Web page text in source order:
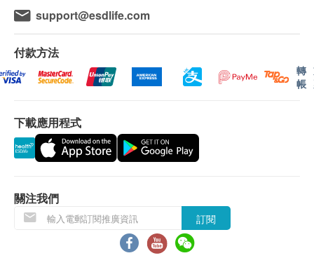
嗜鹼粒白血球計數
嗜鹼性白血球百份比
嗜酸性白血球計數
嗜酸性白血球百份比
紅血球壓積量
淋巴球百份比
單核白血球計數
單核白血球百份比
紅血球計數
白血球
中性白血球
(1) 親身領取：直接前往中環專科體檢中心領取 及 聽
取醫生講解報告
自取報告時間 :
星期一至五-上午 9am - 6pm
講解醫療服務: 電話或會面只提供一次服務
客戶若體檢後3個月內不提取報告，所有報告一律
作銷毀處理及不會存底，額外索取報告複印需付行
客人需自行承擔郵寄報告之風險。
如有爭議，健康網購health.ESDlife 及 中環專科體
檢中心 保留最後決定權。
support@esdlife.com
付款方法
轉
帳
下載應用程式
關注我們
訂閱